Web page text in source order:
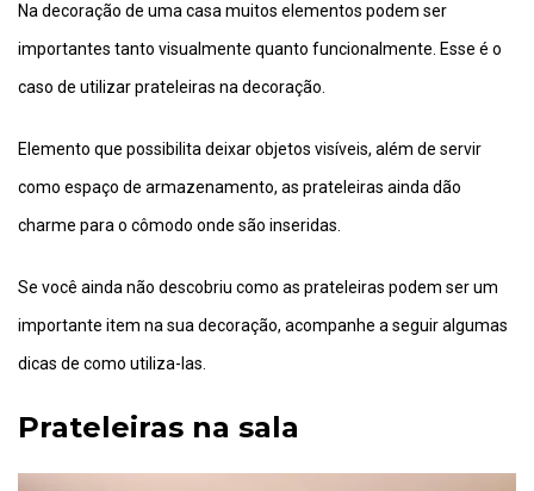
Na decoração de uma casa muitos elementos podem ser
importantes tanto visualmente quanto funcionalmente. Esse é o
caso de utilizar prateleiras na decoração.
Elemento que possibilita deixar objetos visíveis, além de servir
como espaço de armazenamento, as prateleiras ainda dão
charme para o cômodo onde são inseridas.
Se você ainda não descobriu como as prateleiras podem ser um
importante item na sua decoração, acompanhe a seguir algumas
dicas de como utiliza-las.
Prateleiras na sala